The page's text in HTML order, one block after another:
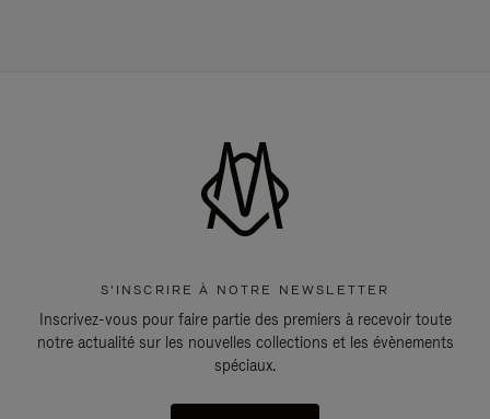
S'INSCRIRE À NOTRE NEWSLETTER
Inscrivez-vous pour faire partie des premiers à recevoir toute
notre actualité sur les nouvelles collections et les évènements
spéciaux.